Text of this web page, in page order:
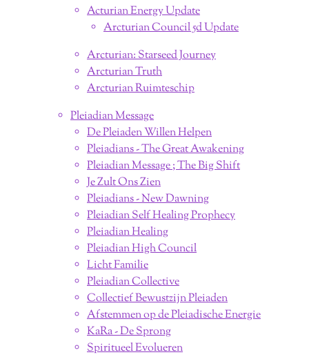
Acturian Energy Update
Arcturian Council 5d Update
Arcturian: Starseed Journey
Arcturian Truth
Arcturian Ruimteschip
Pleiadian Message
De Pleiaden Willen Helpen
Pleiadians - The Great Awakening
Pleiadian Message ; The Big Shift
Je Zult Ons Zien
Pleiadians - New Dawning
Pleiadian Self Healing Prophecy
Pleiadian Healing
Pleiadian High Council
Licht Familie
Pleiadian Collective
Collectief Bewustzijn Pleiaden
Afstemmen op de Pleiadische Energie
KaRa - De Sprong
Spiritueel Evolueren